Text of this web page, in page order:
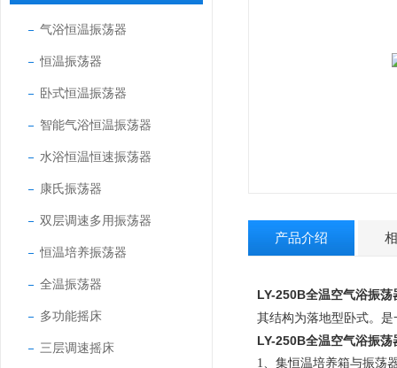
气浴恒温振荡器
恒温振荡器
卧式恒温振荡器
智能气浴恒温振荡器
水浴恒温恒速振荡器
康氏振荡器
双层调速多用振荡器
恒温培养振荡器
全温振荡器
多功能摇床
三层调速摇床
产品介绍
LY-250B全温空气浴振荡
其结构为落地型卧式。
LY-250B全温空气浴振荡
1、集恒温培养箱与振荡